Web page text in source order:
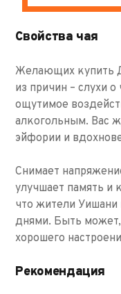
Свойства чая
Желающих купить
из причин – слухи
ощутимое
алкогольным. Вас
эйфории и
Снимает
улучшает память и
что жители Уишани
днями. Быть может,
хорошего
Рекомендация